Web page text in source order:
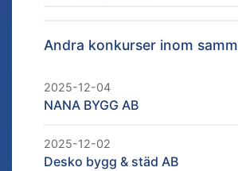
Andra konkurser inom
2025-12-04
NANA BYGG AB
2025-12-02
Desko bygg & städ AB